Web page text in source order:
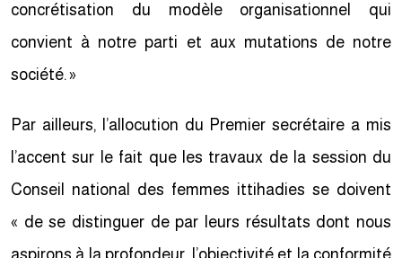
concrétisation du modèle organisationnel qui
convient à notre parti et aux mutations de notre
société. »
Par ailleurs, l’allocution du Premier secrétaire a mis
l’accent sur le fait que les travaux de la session du
Conseil national des femmes ittihadies se doivent
« de se distinguer de par leurs résultats dont nous
aspirons à la profondeur, l’objectivité et la conformité